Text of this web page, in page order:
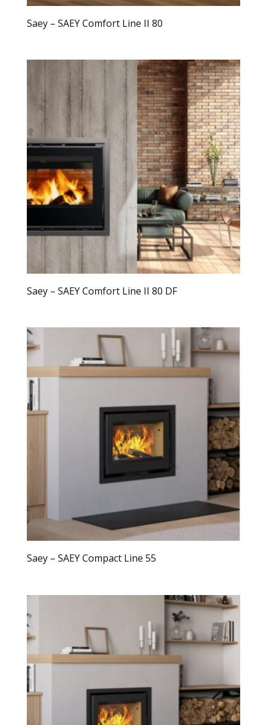
Saey – SAEY Comfort Line II 80
Saey – SAEY Comfort Line II 80 DF
Saey – SAEY Compact Line 55